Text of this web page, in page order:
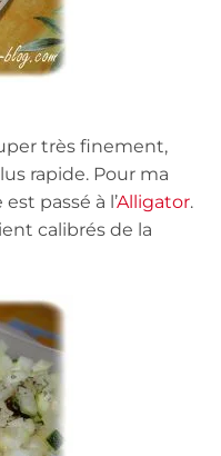
très finement,
rapide. Pour ma
passé à l’Alligator.
calibrés de la